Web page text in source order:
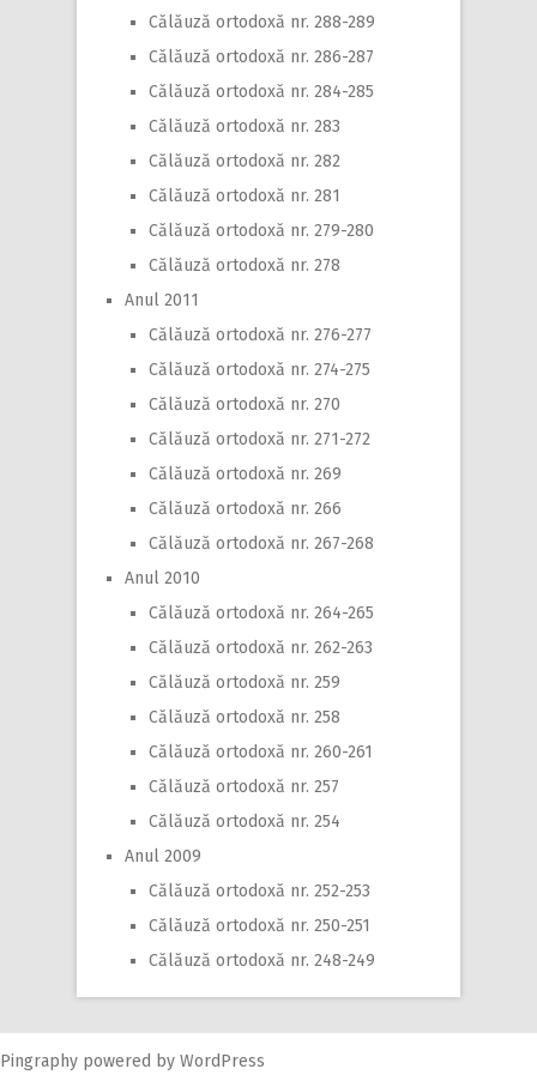
Călăuză ortodoxă nr. 288-289
Călăuză ortodoxă nr. 286-287
Călăuză ortodoxă nr. 284-285
Călăuză ortodoxă nr. 283
Călăuză ortodoxă nr. 282
Călăuză ortodoxă nr. 281
Călăuză ortodoxă nr. 279-280
Călăuză ortodoxă nr. 278
Anul 2011
Călăuză ortodoxă nr. 276-277
Călăuză ortodoxă nr. 274-275
Călăuză ortodoxă nr. 270
Călăuză ortodoxă nr. 271-272
Călăuză ortodoxă nr. 269
Călăuză ortodoxă nr. 266
Călăuză ortodoxă nr. 267-268
Anul 2010
Călăuză ortodoxă nr. 264-265
Călăuză ortodoxă nr. 262-263
Călăuză ortodoxă nr. 259
Călăuză ortodoxă nr. 258
Călăuză ortodoxă nr. 260-261
Călăuză ortodoxă nr. 257
Călăuză ortodoxă nr. 254
Anul 2009
Călăuză ortodoxă nr. 252-253
Călăuză ortodoxă nr. 250-251
Călăuză ortodoxă nr. 248-249
Pingraphy powered by WordPress